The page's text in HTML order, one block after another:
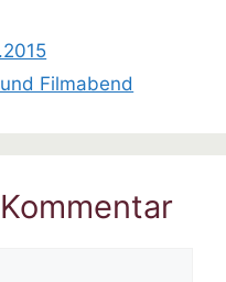
Filmabend